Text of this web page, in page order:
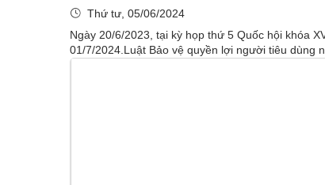
Thứ tư, 05/06/2024
Ngày 20/6/2023, tại kỳ họp thứ 5 Quốc hội khóa
01/7/2024.Luật Bảo vệ quyền lợi người tiêu dùng